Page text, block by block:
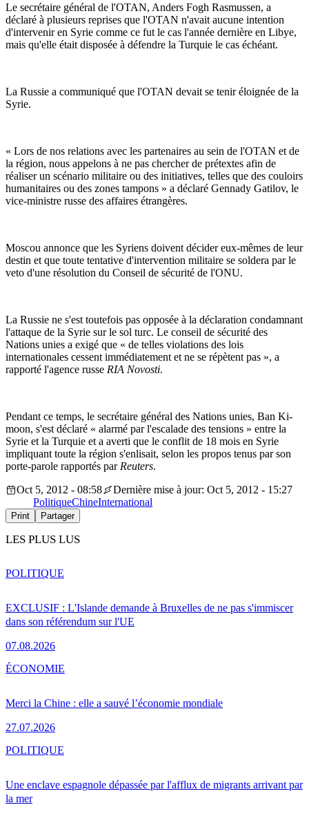
Le secrétaire général de l'OTAN, Anders Fogh Rasmussen, a
déclaré à plusieurs reprises que l'OTAN n'avait aucune intention
d'intervenir en Syrie comme ce fut le cas l'année dernière en Libye,
mais qu'elle était disposée à défendre la Turquie le cas échéant.
La Russie a communiqué que l'OTAN devait se tenir éloignée de la
Syrie.
« Lors de nos relations avec les partenaires au sein de l'OTAN et de
la région, nous appelons à ne pas chercher de prétextes afin de
réaliser un scénario militaire ou des initiatives, telles que des couloirs
humanitaires ou des zones tampons » a déclaré Gennady Gatilov, le
vice-ministre russe des affaires étrangères.
Moscou annonce que les Syriens doivent décider eux-mêmes de leur
destin et que toute tentative d'intervention militaire se soldera par le
veto d'une résolution du Conseil de sécurité de l'ONU.
La Russie ne s'est toutefois pas opposée à la déclaration condamnant
l'attaque de la Syrie sur le sol turc. Le conseil de sécurité des
Nations unies a exigé que « de telles violations des lois
internationales cessent immédiatement et ne se répètent pas », a
rapporté l'agence russe RIA Novosti.
Pendant ce temps, le secrétaire général des Nations unies, Ban Ki-
moon, s'est déclaré « alarmé par l'escalade des tensions » entre la
Syrie et la Turquie et a averti que le conflit de 18 mois en Syrie
impliquant toute la région s'enlisait, selon les propos tenus par son
porte-parole rapportés par Reuters.
Oct 5, 2012 - 08:58
Dernière mise à jour: Oct 5, 2012 - 15:27
PolitiqueChineInternational
Print Partager
LES PLUS LUS
EXCLUSIF : L'Islande demande à Bruxelles de ne pas s'immiscer
dans son référendum sur l'UE
07.08.2026
POLITIQUE
Merci la Chine : elle a sauvé l’économie mondiale
27.07.2026
ÉCONOMIE
Une enclave espagnole dépassée par l'afflux de migrants arrivant par
la mer
POLITIQUE